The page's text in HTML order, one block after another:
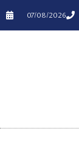
07/08/2026